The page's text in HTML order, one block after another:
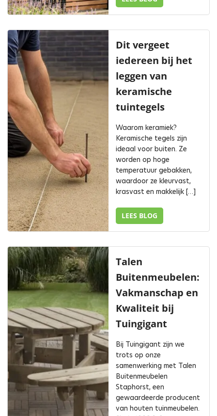
Dit vergeet
iedereen bij het
leggen van
keramische
tuintegels
Waarom keramiek?
Keramische tegels zijn
ideaal voor buiten. Ze
worden op hoge
temperatuur gebakken,
waardoor ze kleurvast,
krasvast en makkelijk […]
LEES BLOG
Talen
Buitenmeubelen:
Vakmanschap en
Kwaliteit bij
Tuingigant
Bij Tuingigant zijn we
trots op onze
samenwerking met Talen
Buitenmeubelen
Staphorst, een
gewaardeerde producent
van houten tuinmeubelen.